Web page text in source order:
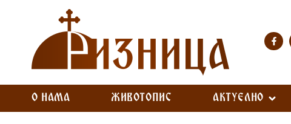
О НАМА ЖИВОТОПИС АКТУЕЛНО